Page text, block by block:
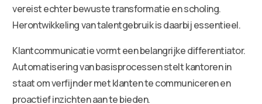
vereist echter bewuste transformatie en scholing.
Herontwikkeling van talentgebruik is daarbij essentieel.
Klantcommunicatie vormt een belangrijke differentiator.
Automatisering van basisprocessen stelt kantoren in
staat om verfijnder met klanten te communiceren en
proactief inzichten aan te bieden.